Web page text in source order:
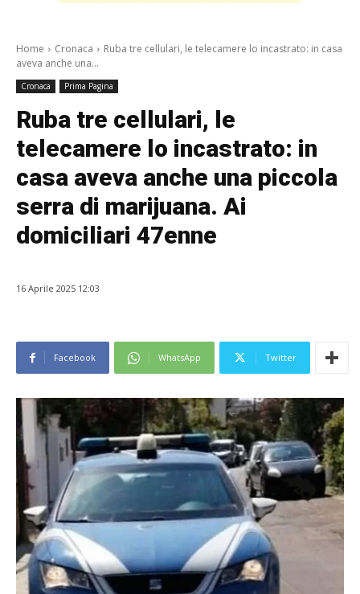
Home Cronaca
Ruba tre cellulari, le telecamere lo incastrato: in casa
aveva anche una...
Cronaca Prima Pagina
Ruba tre cellulari, le
telecamere lo incastrato: in
casa aveva anche una piccola
serra di marijuana. Ai
domiciliari 47enne
16 Aprile 2025 12:03
Facebook WhatsApp Twitter